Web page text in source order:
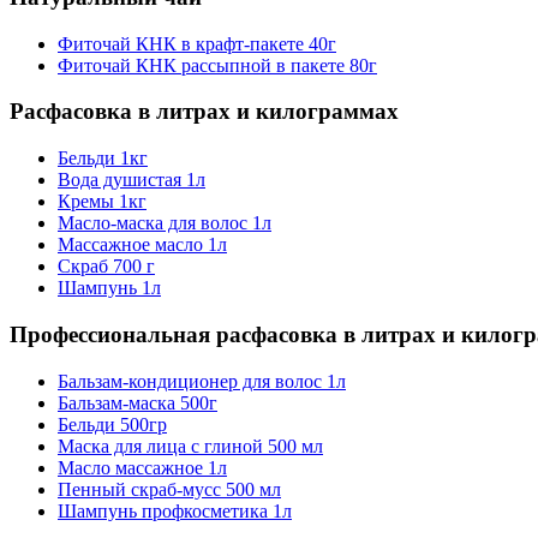
Фиточай КНК в крафт-пакете 40г
Фиточай КНК рассыпной в пакете 80г
Расфасовка в литрах и килограммах
Бельди 1кг
Вода душистая 1л
Кремы 1кг
Масло-маска для волос 1л
Массажное масло 1л
Скраб 700 г
Шампунь 1л
Профессиональная расфасовка в литрах и
Бальзам-кондиционер для волос 1л
Бальзам-маска 500г
Бельди 500гр
Маска для лица с глиной 500 мл
Масло массажное 1л
Пенный скраб-мусс 500 мл
Шампунь профкосметика 1л